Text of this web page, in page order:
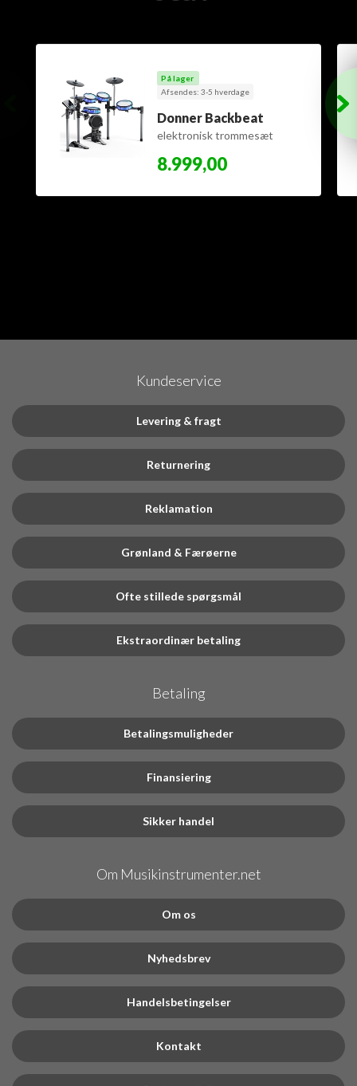
På lager
Afsendes: 3-5 hverdage
Donner Backbeat
elektronisk trommesæt
8.999,00
Kundeservice
Levering & fragt
Returnering
Reklamation
Grønland & Færøerne
Ofte stillede spørgsmål
Ekstraordinær betaling
Betaling
Betalingsmuligheder
Finansiering
Sikker handel
Om Musikinstrumenter.net
Om os
Nyhedsbrev
Handelsbetingelser
Kontakt